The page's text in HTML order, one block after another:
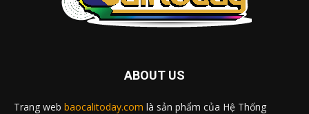
ABOUT US
Trang web baocalitoday.com là sản phẩm của Hệ Thống